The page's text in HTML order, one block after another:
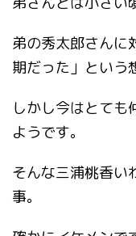
弟の秀太郎さんに
期だった」という
しかし今はとても
ようです。
そんな三浦桃香い
事。